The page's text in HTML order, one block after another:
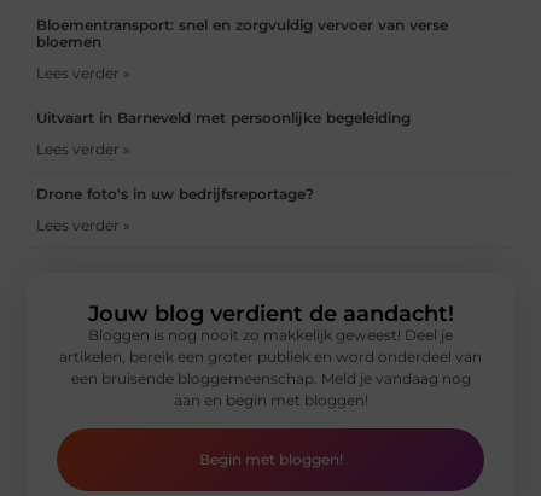
Bloementransport: snel en zorgvuldig vervoer van verse
bloemen
Lees verder »
Uitvaart in Barneveld met persoonlijke begeleiding
Lees verder »
Drone foto's in uw bedrijfsreportage?
Lees verder »
Jouw blog verdient de aandacht!
Bloggen is nog nooit zo makkelijk geweest! Deel je
artikelen, bereik een groter publiek en word onderdeel van
een bruisende bloggemeenschap. Meld je vandaag nog
aan en begin met bloggen!
Begin met bloggen!